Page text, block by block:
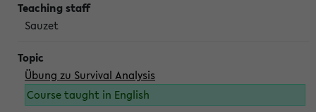
Sauzet
Übung zu Survival Analysis
Course taught in English